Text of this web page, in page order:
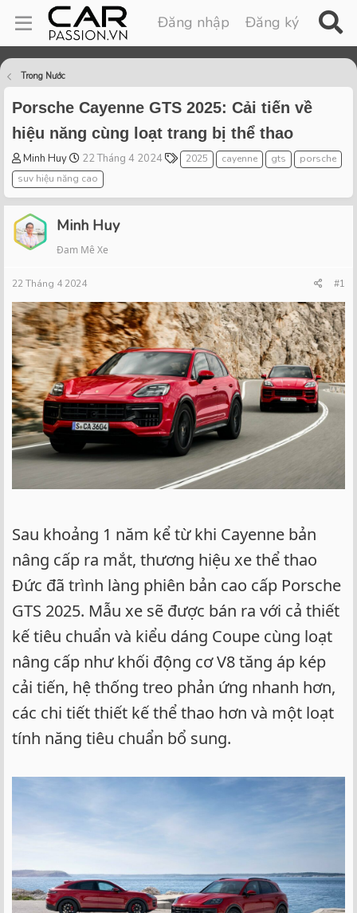
Đăng nhập Đăng ký
Trong Nước
Porsche Cayenne GTS 2025: Cải tiến về
hiệu năng cùng loạt trang bị thể thao
T
h
r
e
a
d
s
a
r
t
e
r
Minh Huy
S
t
a
r
t
a
e
22 Tháng 4 2024
T
a
s
2025 cayenne gts
porsche
suv hiệu năng cao
Minh Huy
Đam Mê Xe
22 Tháng 4 2024 #1
Sau khoảng 1 năm kể từ khi Cayenne bản
nâng cấp ra mắt, thương hiệu xe thể thao
Đức đã trình làng phiên bản cao cấp Porsche
GTS 2025. Mẫu xe sẽ được bán ra với cả thiết
kế tiêu chuẩn và kiểu dáng Coupe cùng loạt
nâng cấp như khối động cơ V8 tăng áp kép
cải tiến, hệ thống treo phản ứng nhanh hơn,
các chi tiết thiết kế thể thao hơn và một loạt
tính năng tiêu chuẩn bổ sung.